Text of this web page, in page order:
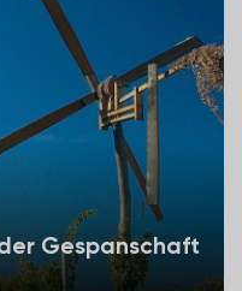
Gespanschaft